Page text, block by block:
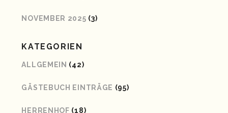
NOVEMBER 2025 (3)
KATEGORIEN
ALLGEMEIN (42)
GÄSTEBUCH EINTRÄGE (95)
HERRENHOF (18)